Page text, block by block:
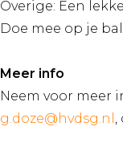
Overige: Een
Doe mee op je
Meer info
Neem voor meer
g.doze@hvdsg.nl ,